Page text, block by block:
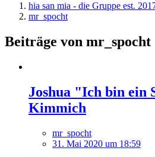
hia san mia - die Gruppe est.
mr_spocht
Beiträge von mr_spocht
Joshua "Ich bin ein
Kimmich
mr_spocht
31. Mai 2020 um 18:59